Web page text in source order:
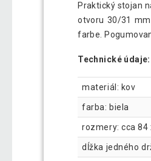
Praktický stojan
otvoru 30/31
farbe.
Technické údaje:
materiál: kov
farba: biela
rozmery: cca 84
dĺžka jedného